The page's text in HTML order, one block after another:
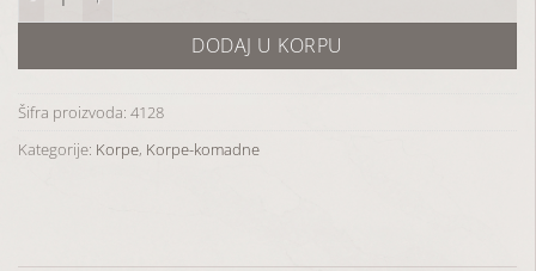
DODAJ U KORPU
Šifra proizvoda: 4128
Kategorije: Korpe, Korpe-komadne